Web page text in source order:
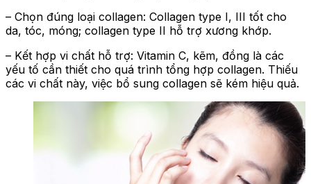
– Chọn đúng loại collagen: Collagen type I, III tốt cho
da, tóc, móng; collagen type II hỗ trợ xương khớp.
– Kết hợp vi chất hỗ trợ: Vitamin C, kẽm, đồng là các
yếu tố cần thiết cho quá trình tổng hợp collagen. Thiếu
các vi chất này, việc bổ sung collagen sẽ kém hiệu quả.